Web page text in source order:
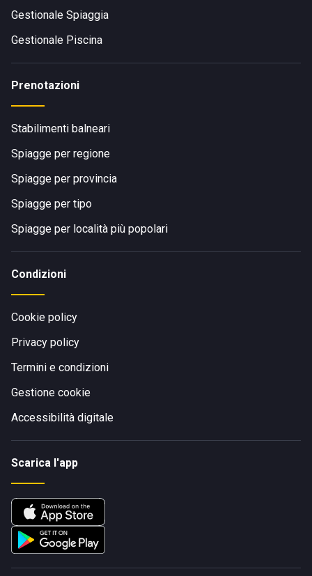
Gestionale Spiaggia
Gestionale Piscina
Prenotazioni
Stabilimenti balneari
Spiagge per regione
Spiagge per provincia
Spiagge per tipo
Spiagge per località più popolari
Condizioni
Cookie policy
Privacy policy
Termini e condizioni
Gestione cookie
Accessibilità digitale
Scarica l'app